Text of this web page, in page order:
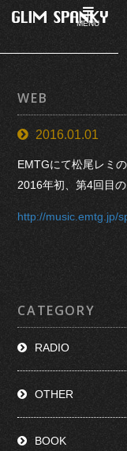
MENU
WEB
2016.01.01
EMTGにて松尾レミ
2016年初、第4回目
http://music.emtg.jp/
CATEGORY
RADIO
OTHER
BOOK